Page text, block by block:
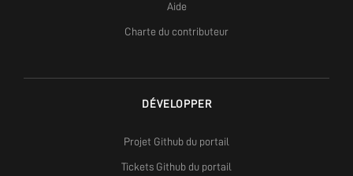
Aide
Charte du contributeur
DÉVELOPPER
Projet Github du portail
Tickets Github du portail